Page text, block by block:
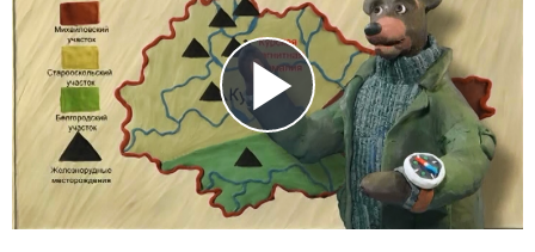
Play
Video